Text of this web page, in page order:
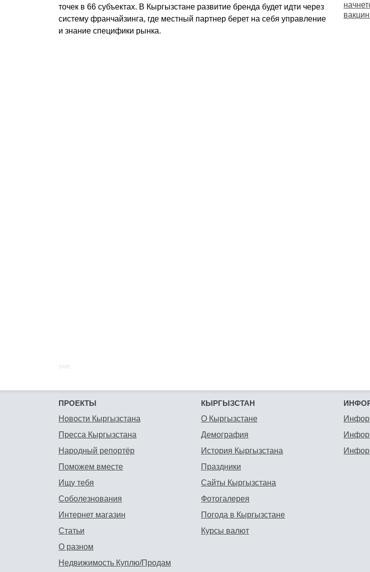
точек в 66 субъектах. В Кыргызстане развитие бренда будет идти через
систему франчайзинга, где местный партнер берет на себя управление
и знание специфики рынка.
SAPE:
ПРОЕКТЫ
Новости Кыргызстана
Пресса Кыргызстана
Народный репортёр
Поможем вместе
Ищу тебя
Соболезнования
Интернет магазин
Статьи
О разном
Недвижимость Куплю/Продам
КЫРГЫЗСТАН
О Кыргызстане
Демография
История Кыргызстана
Праздники
Сайты Кыргызстана
Фотогалерея
Погода в Кыргызстане
Курсы валют